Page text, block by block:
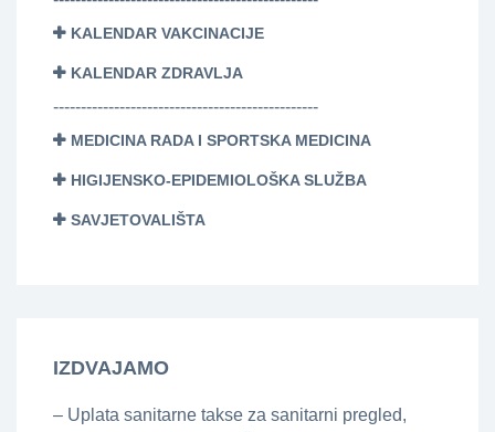
KALENDAR VAKCINACIJE
KALENDAR ZDRAVLJA
------------------------------------------------
MEDICINA RADA I SPORTSKA MEDICINA
HIGIJENSKO-EPIDEMIOLOŠKA SLUŽBA
SAVJETOVALIŠTA
IZDVAJAMO
– Uplata sanitarne takse za sanitarni pregled,